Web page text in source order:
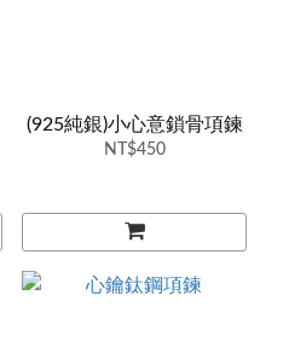
(925純銀)小心意鎖骨項鍊
NT$450